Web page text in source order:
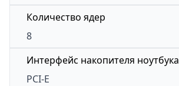
Количество ядер
8
Интерфейс накопителя ноутбука
PCI-E